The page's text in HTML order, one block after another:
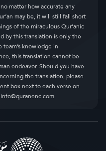
matter how accurate any
may be, it will still fall short
of the miraculous Qur’anic
by this translation is only the
knowledge in
this translation cannot be
endeavor. Should you have
the translation, please
box next to each verse on
info@quranenc.com